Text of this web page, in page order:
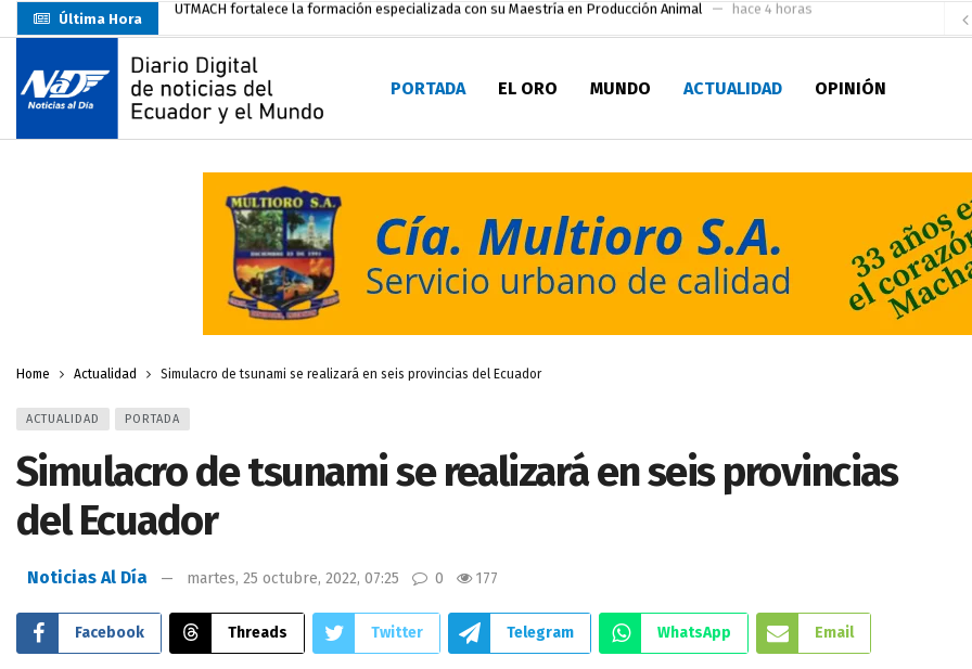
Última Hora Unidad Popular confirma acuerdo político con RC, socialismo y Lista 70 en Pichincha y varias provincias
Delegación de El Oro fiscaliza propaganda electoral
Gobierno Estudiantil Ugartino 2026-2027, fue posesionado hace 10 horas
Prefecto Clemente Bravo Inauguró Centro de Acopio Casa del Pescador Artesanal Orense
Colombia reanuda venta de energía
Carlos Rodríguez inscribe su candidatura a la alcaldía de Machala hace 2 días
Carlos Carrión Figueroa, Premio Nacional de Literatura Eugenio Espejo hace 2 días
Nuevo Santa Rosa Sporting Club inicia su camino en la Serie A del Fútbol Femenino Nacional 2026 hace 2 horas
PORTADA EL ORO MUNDO ACTUALIDAD OPINIÓN
Home Actualidad Simulacro de tsunami se realizará en seis provincias del Ecuador
ACTUALIDAD PORTADA
Simulacro de tsunami se realizará en seis provincias
del Ecuador
Noticias Al Día martes, 25 octubre, 2022, 07:25 0 177
Facebook Threads Twitter Telegram WhatsApp Email